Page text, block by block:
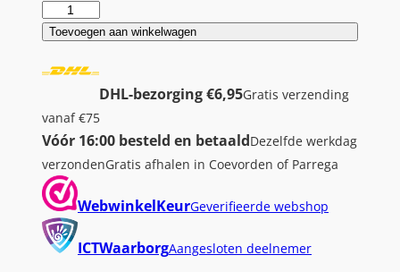
C
A
r
o
4
K
P
r
Toevoegen aan winkelwagen
DHL-bezorging €6,95Gratis verzending
vanaf €75
Vóór 16:00 besteld en betaaldDezelfde werkdag
verzondenGratis afhalen in Coevorden of Parrega
WebwinkelKeurGeverifieerde webshop
ICTWaarborgAangesloten deelnemer